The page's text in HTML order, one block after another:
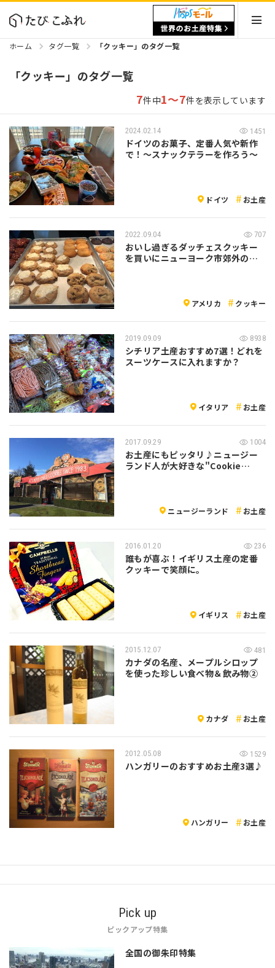
ホーム タグ一覧 「クッキー」のタグ一覧
「クッキー」のタグ一覧
7件中1～7件を表示しています
2024.02.14 1451
ドイツのお菓子、定番人気や新作
で！〜スナックテラーを作ろう〜
ドイツ お土産
2022.09.04 707
おいし過ぎるダッチェスクッキー
を買いにニューヨーク市郊外のマ
アメリカ クッキー
2019.09.09 8938
シチリア土産おすすめ7選！どれを
スーツケースに入れますか？
イタリア お土産
2017.09.29 1004
お土産にもピッタリ♪ニュージー
ランド人が大好きな"Cookie
ニュージーランド お土産
2016.01.20 236
誰もが喜ぶ！イギリス土産の定番
クッキーで笑顔に。
イギリス お土産
2015.12.07 481
カナダの名産、メープルシロップ
を使った珍しい食べ物＆飲み物②
カナダ お土産
2012.05.08 1529
ハンガリーのおすすめお土産3選♪
ハンガリー お土産
Pick up
ピックアップ特集
全国の御朱印特集